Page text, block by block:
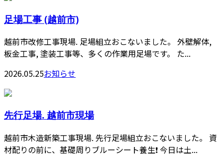
足場工事 (越前市)
越前市改修工事現場. 足場組立おこないました。 外壁解体,
板金工事, 塗装工事等、多くの作業用足場です。 た...
2026.05.25お知らせ
先行足場. 越前市現場
越前市木造新築工事現場. 先行足場組立おこないました。 資
材配りの前に、基礎周りブルーシート養生❗️ 今日は土...